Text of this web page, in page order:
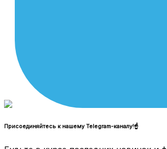
Присоединяйтесь к нашему Telegram-каналу!☝